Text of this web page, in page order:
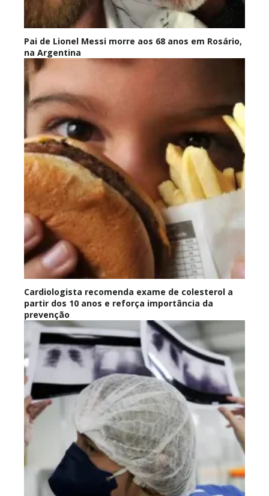
Pai de Lionel Messi morre aos 68 anos em Rosário,
na Argentina
Cardiologista recomenda exame de colesterol a
partir dos 10 anos e reforça importância da
prevenção